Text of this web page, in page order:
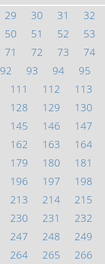
29 30 31 32
50 51 52 53
71 72 73 74
92 93 94 95
111 112 113
128 129 130
145 146 147
162 163 164
179 180 181
196 197 198
213 214 215
230 231 232
247 248 249
264 265 266